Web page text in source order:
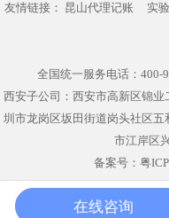
友情链接： 昆山代理记账 实
全国统一服务电话：400-
西安子公司：西安市高新区锦
圳市龙岗区坂田街道岗头社区
市江岸区
备案号： 粤
服务项目
在线咨询